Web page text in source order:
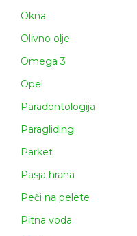
Okna
Olivno olje
Omega 3
Opel
Paradontologija
Paragliding
Parket
Pasja hrana
Peči na pelete
Pitna voda